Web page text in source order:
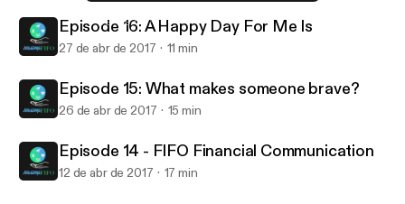
Juggling FIFO
Episode 16: A Happy Day For Me Is
27 de abr de 2017 11 min
Episode 15: What makes someone brave?
26 de abr de 2017 15 min
Episode 14 - FIFO Financial Communication
12 de abr de 2017 17 min